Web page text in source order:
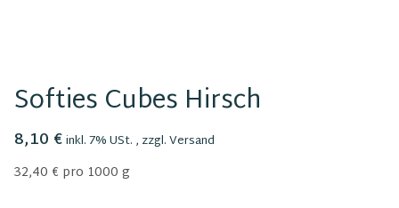
Softies Cubes Hirsch
8,10 €inkl. 7% USt. , zzgl.Versand
32,40 € pro 1000 g